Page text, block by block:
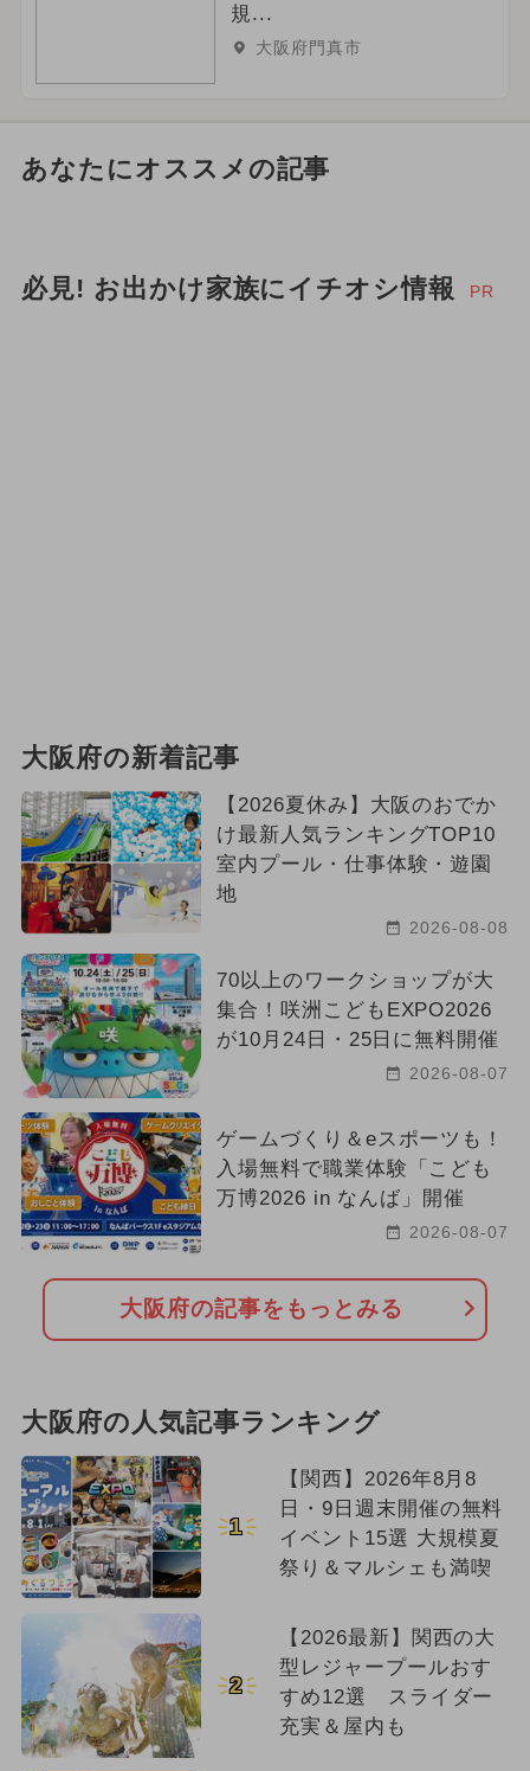
規...
大阪府門真市
あなたにオススメの記事
必見! お出かけ家族にイチオシ情報 PR
大阪府の新着記事
【2026夏休み】大阪のおでか
け最新人気ランキングTOP10
室内プール・仕事体験・遊園
地
2026-08-08
70以上のワークショップが大
集合！咲洲こどもEXPO2026
が10月24日・25日に無料開催
2026-08-07
ゲームづくり＆eスポーツも！
入場無料で職業体験「こども
万博2026 in なんば」開催
2026-08-07
大阪府の記事をもっとみる
大阪府の人気記事ランキング
1
【関西】2026年8月8
日・9日週末開催の無料
イベント15選 大規模夏
祭り＆マルシェも満喫
2
【2026最新】関西の大
型レジャープールおす
すめ12選 スライダー
充実＆屋内も